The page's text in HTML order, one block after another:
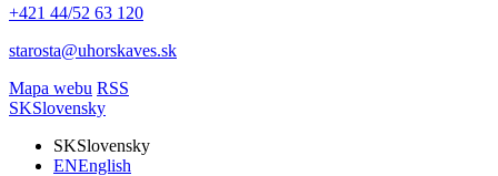
+421 44/52 63 120
starosta@uhorskaves.sk
Mapa webu RSS
SKSlovensky
SKSlovensky
ENEnglish